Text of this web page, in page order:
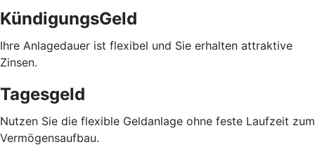
KündigungsGeld
Ihre Anlagedauer ist flexibel und Sie erhalten attraktive
Zinsen.
Tagesgeld
Nutzen Sie die flexible Geldanlage ohne feste Laufzeit zum
Vermögensaufbau.